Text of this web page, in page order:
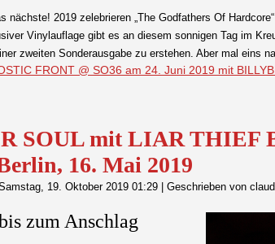
nächste! 2019 zelebrieren „The Godfathers Of
Vinylauflage gibt es an diesem sonnigen Tag im
zweiten Sonderausgabe zu erstehen. Aber mal eins
FRONT @ SO36 am 24. Juni 2019 mit
SOUL mit LIAR THIEF
16. Mai 2019
19. Oktober 2019 01:29 Geschrieben von
zum Anschlag